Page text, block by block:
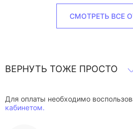
СМОТРЕТЬ ВСЕ
ВЕРНУТЬ ТОЖЕ ПРОСТО
Для оплаты необходимо
кабинетом.